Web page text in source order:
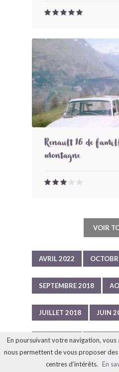
Renault 16 de
montagne
VOIR
AVRIL 2022
SEPTEMBRE 2018
JUILLET 2018 JUIN
AVRIL 2018 MARS
FÉVRIER 2018
En poursuivant votre navigation, vous
nous permettent de vous proposer
centres d’intérêts. En